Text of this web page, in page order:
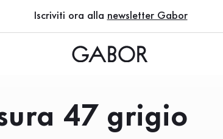
Iscriviti ora alla newsletter Gabor
47 grigio